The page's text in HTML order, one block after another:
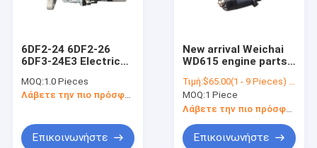
6DF2-24 6DF2-26
6DF3-24E3 Electric
Systems Auto
Starter QDJ276AT
MOQ:1.0 Pieces
Λάβετε την πιο πρόσφατη τιμή
Επικοινωνήστε
New arrival Weichai
WD615 engine parts
612600090340
WD61509QD for
heavt-duty truck
Τιμή:$65.00(1 - 9 Pieces) $59.70(>=10 Pieces)
MOQ:1 Piece
Επικοινωνήστε